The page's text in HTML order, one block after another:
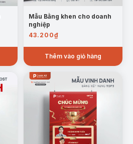
Mẫu Bằng khen cho doanh
nghiệp
43.200₫
Thêm vào giỏ hàng